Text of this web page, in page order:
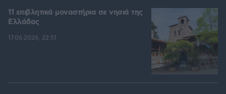
11 επιβλητικά μοναστήρια σε νησιά της
Ελλάδας
17.06.2026, 22:51